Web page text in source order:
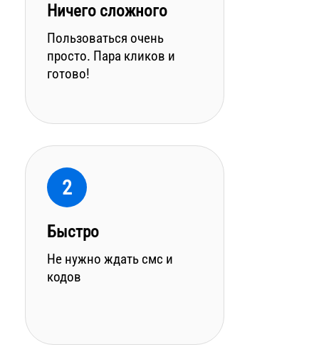
Ничего сложного
Пользоваться очень
просто. Пара кликов и
готово!
2
Быстро
Не нужно ждать смс и
кодов